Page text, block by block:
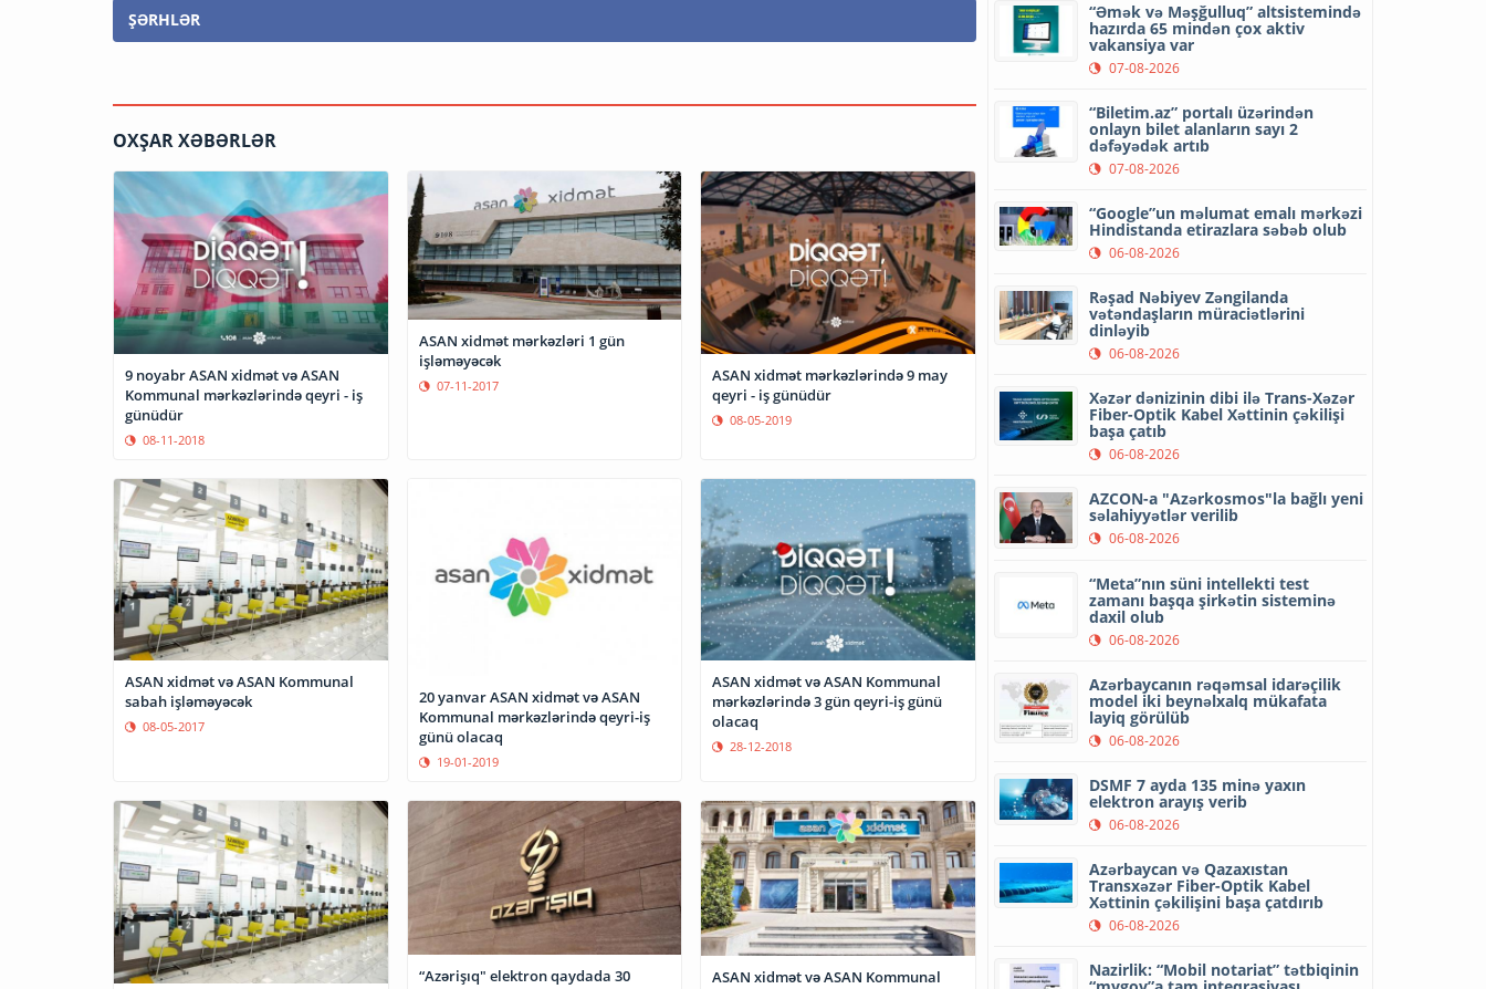
ŞƏRHLƏR
OXŞAR XƏBƏRLƏR
9 noyabr ASAN xidmət və ASAN
Kommunal mərkəzlərində qeyri - iş
günüdür
08-11-2018
ASAN xidmət mərkəzləri 1 gün
işləməyəcək
07-11-2017
ASAN xidmət mərkəzlərində 9 may
qeyri - iş günüdür
08-05-2019
ASAN xidmət və ASAN Kommunal
sabah işləməyəcək
08-05-2017
20 yanvar ASAN xidmət və ASAN
Kommunal mərkəzlərində qeyri-iş
günü olacaq
19-01-2019
ASAN xidmət və ASAN Kommunal
mərkəzlərində 3 gün qeyri-iş günü
olacaq
28-12-2018
“Azərişıq" elektron qaydada 30
ASAN xidmət və ASAN Kommunal
“Əmək və Məşğulluq” altsistemində
hazırda 65 mindən çox aktiv
vakansiya var
07-08-2026
“Biletim.az” portalı üzərindən
onlayn bilet alanların sayı 2
dəfəyədək artıb
07-08-2026
“Google”un məlumat emalı mərkəzi
Hindistanda etirazlara səbəb olub
06-08-2026
Rəşad Nəbiyev Zəngilanda
vətəndaşların müraciətlərini
dinləyib
06-08-2026
Xəzər dənizinin dibi ilə Trans-Xəzər
Fiber-Optik Kabel Xəttinin çəkilişi
başa çatıb
06-08-2026
AZCON-a "Azərkosmos"la bağlı yeni
səlahiyyətlər verilib
06-08-2026
“Meta”nın süni intellekti test
zamanı başqa şirkətin sisteminə
daxil olub
06-08-2026
Azərbaycanın rəqəmsal idarəçilik
model iki beynəlxalq mükafata
layiq görülüb
06-08-2026
DSMF 7 ayda 135 minə yaxın
elektron arayış verib
06-08-2026
Azərbaycan və Qazaxıstan
Transxəzər Fiber-Optik Kabel
Xəttinin çəkilişini başa çatdırıb
06-08-2026
Nazirlik: “Mobil notariat” tətbiqinin